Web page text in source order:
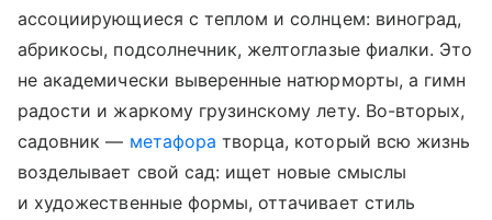
ассоциирующиеся с теплом и солнцем: виноград,
абрикосы, подсолнечник, желтоглазые фиалки. Это
не академически выверенные натюрморты, а гимн
радости и жаркому грузинскому лету. Во-вторых,
садовник — метафора творца, который всю жизнь
возделывает свой сад: ищет новые смыслы
и художественные формы, оттачивает стиль